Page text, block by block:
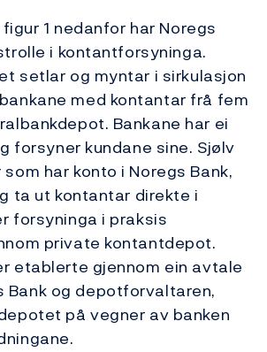
1 nedanfor har Noregs
i kontantforsyninga.
setlar og myntar i sirkulasjon
med kontantar frå fem
Bankane har ei
forsyner kundane sine. Sjølv
har konto i Noregs Bank,
ta ut kontantar direkte i
forsyninga i praksis
private kontantdepot.
etablerte gjennom ein avtale
Bank og depotforvaltaren,
på vegner av banken